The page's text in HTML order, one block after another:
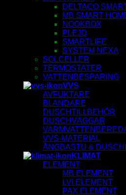
DELTACO
MB SMART
NOOKBOX
PLEJD
SMARTLIFE
SYSTEM NEXA
SOLCELLER
TERMOSTATER
VATTENBESPARING
VVS
AVFUKTARE
BLANDARE
DUSCHTILLBEHÖR
DUSCHVÄGGAR
VVS-MATERIAL
ÅNGBASTU &
KLIMAT
ELEMENT
MB ELEMENT
LVI ELEMENT
PAX ELEMENT